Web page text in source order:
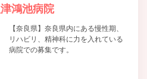
鴻池病院
【奈良県】奈良県内にある慢性期、
リハビリ、精神科に力を入れている
病院での募集です。